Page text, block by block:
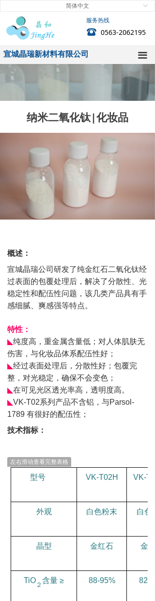
宣城晶瑞新材料有限公司 끀
首页
关于我们
新闻中心
产品中心
客户服务
联系我们
뀰
服务热线
0563-2062195
ꀅ
简体中文
概述：
宣城晶瑞公司研发了纯金红石二氧化钛经
过表面的包覆处理后，解决了分散性、光
稳定性和配伍性问题 ，该几类产品具有手
感细腻、爽感强等特点。
特性：
◣纯度高，重金属含量低；对人体肌肤无
伤害 ，与化妆品体系配伍性好；
◣经过表面处理后，分散性好；包覆完
整，对光稳定，确保不会变色；
◣在可见光区透光率高，透明度高。
◣VK-T02系列产品不含铝，与Parsol-
1789 有很好的配伍性；
技术指标：
左右滑动查看完整表格
型号
VK-T02H VK-
外观 白色粉末 白色
晶型 金红石 金红
TiO
２
含量 ≥ 88-95% 82-
纳米二氧化钛|化妆品